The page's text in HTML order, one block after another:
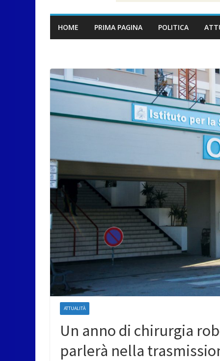
HOME PRIMA PAGINA POLITICA
ATTUALITÀ
Un anno di chirurgia
parlerà nella